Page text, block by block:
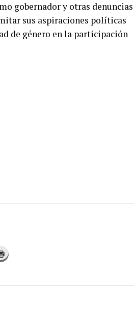
gobernador y otras denuncias
sus aspiraciones políticas
de género en la participación